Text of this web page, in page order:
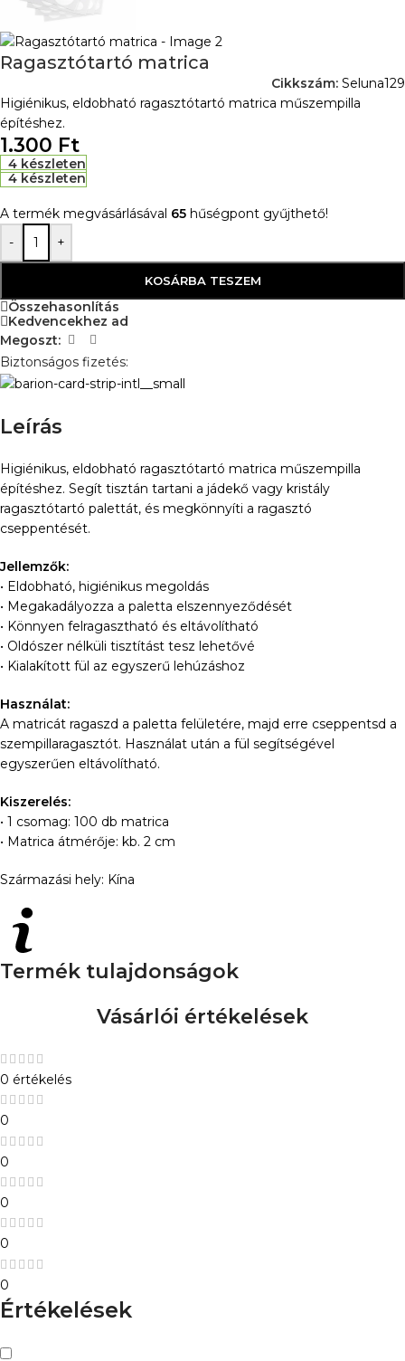
Ragasztótartó matrica
Cikkszám: Seluna129
Higiénikus, eldobható ragasztótartó matrica műszempilla
építéshez.
1.300 Ft
4 készleten
4 készleten
A termék megvásárlásával 65 hűségpont gyűjthető!
-
+
KOSÁRBA TESZEM
Összehasonlítás
Kedvencekhez ad
Megoszt:
Biztonságos fizetés:
Leírás
Higiénikus, eldobható ragasztótartó matrica műszempilla
építéshez. Segít tisztán tartani a jádekő vagy kristály
ragasztótartó palettát, és megkönnyíti a ragasztó
cseppentését.
Jellemzők:
• Eldobható, higiénikus megoldás
• Megakadályozza a paletta elszennyeződését
• Könnyen felragasztható és eltávolítható
• Oldószer nélküli tisztítást tesz lehetővé
• Kialakított fül az egyszerű lehúzáshoz
Használat:
A matricát ragaszd a paletta felületére, majd erre cseppentsd a
szempillaragasztót. Használat után a fül segítségével
egyszerűen eltávolítható.
Kiszerelés:
• 1 csomag: 100 db matrica
• Matrica átmérője: kb. 2 cm
Származási hely: Kína
Termék tulajdonságok
Vásárlói értékelések
0 értékelés
0
0
0
0
0
Értékelések